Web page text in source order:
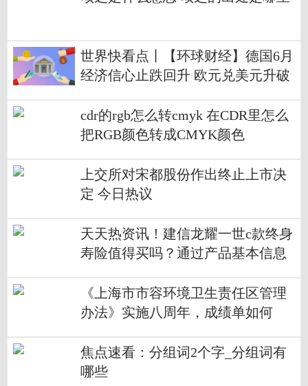
世界快看点丨【环球财经】德国6月
经济信心止跌回升 欧元兑美元升破
cdr的rgb怎么转cmyk 在CDR里怎么
把RGB颜色转成CMYK颜色
上交所对宋都股份作出终止上市决
定 今日热议
天天热资讯！建信龙耀一世c款终身
寿险值得买吗？通过产品基本信息
《上海市市容环境卫生责任区管理
办法》实施八周年，成绩单如何
焦点速看：分组词2个字_分组词有
哪些